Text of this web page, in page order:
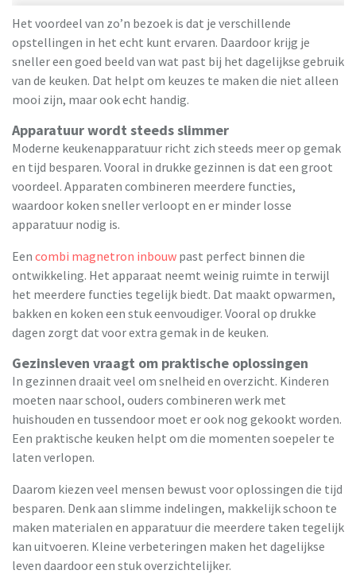
Het voordeel van zo’n bezoek is dat je verschillende
opstellingen in het echt kunt ervaren. Daardoor krijg je
sneller een goed beeld van wat past bij het dagelijkse gebruik
van de keuken. Dat helpt om keuzes te maken die niet alleen
mooi zijn, maar ook echt handig.
Apparatuur wordt steeds slimmer
Moderne keukenapparatuur richt zich steeds meer op gemak
en tijd besparen. Vooral in drukke gezinnen is dat een groot
voordeel. Apparaten combineren meerdere functies,
waardoor koken sneller verloopt en er minder losse
apparatuur nodig is.
Een combi magnetron inbouw past perfect binnen die
ontwikkeling. Het apparaat neemt weinig ruimte in terwijl
het meerdere functies tegelijk biedt. Dat maakt opwarmen,
bakken en koken een stuk eenvoudiger. Vooral op drukke
dagen zorgt dat voor extra gemak in de keuken.
Gezinsleven vraagt om praktische oplossingen
In gezinnen draait veel om snelheid en overzicht. Kinderen
moeten naar school, ouders combineren werk met
huishouden en tussendoor moet er ook nog gekookt worden.
Een praktische keuken helpt om die momenten soepeler te
laten verlopen.
Daarom kiezen veel mensen bewust voor oplossingen die tijd
besparen. Denk aan slimme indelingen, makkelijk schoon te
maken materialen en apparatuur die meerdere taken tegelijk
kan uitvoeren. Kleine verbeteringen maken het dagelijkse
leven daardoor een stuk overzichtelijker.